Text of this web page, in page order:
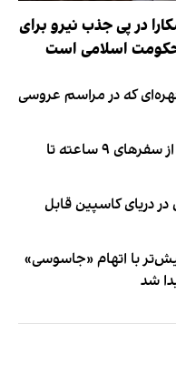
در پی جذب نیرو برای
حکومت اسلامی است
ممنوعه کریستیانو؛ ۱۰ چهره‌ای که در مراسم عروسی
روایت فداکاری‌های محمد صلاح؛ از سفرهای ۹ ساعته تا
دریای کاسپین قابل
با اتهام «جاسوسی»
شد